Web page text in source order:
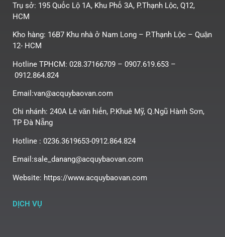
Trụ sở: 195 Quốc Lộ 1A, Khu Phố 3A, P.Thạnh Lộc, Q12,
HCM
Kho hàng: 16B7 Khu nhà ở Nam Long – P.Thạnh Lộc – Quận
12- HCM
Hotline TPHCM: 028.37166709 – 0907.619.653 –
0912.864.824
Email:van@acquybaovan.com
Chi nhánh: 240A Lê văn hiến, P.Khuê Mỹ, Q.Ngũ Hành Sơn,
TP Đà Nẵng
Hotline : 0236.3619653-0912.864.824
Email:sale_danang@acquybaovan.com
Website: https://www.acquybaovan.com
DỊCH VỤ